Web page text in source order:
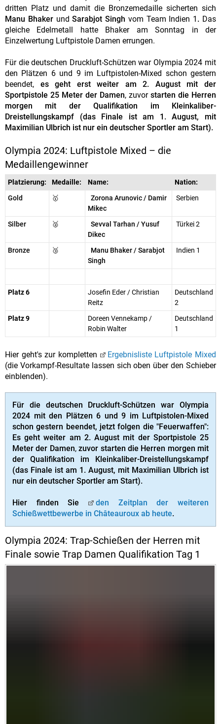
dritten Platz und damit die Bronzemedaille sicherten sich
Manu Bhaker undSarabjot Singh vom Team Indien 1 . Das
gleiche Edelmetall hatte Bhaker am Sonntag in der
Einzelwertung Luftpistole Damen errungen.
Für die deutschen Druckluft-Schützen war Olympia 2024 mit
den Plätzen 6 und 9 im Luftpistolen-Mixed schon gestern
beendet, es geht erst weiter am 2. August mit der
Sportpistole 25 Meter der Damen, zuvorstarten die Herren
morgen mit der Qualifikation im Kleinkaliber-
Dreistellungskampf (das Finale ist am 1. August, mit
Maximilian Ulbrich ist nur ein deutscher Sportler am Start).
Olympia 2024: Luftpistole Mixed – die
Medaillengewinner
Platzierung: Medaille: Name:
Nation:
Gold
🥇
Zorona Arunovic / Damir
Mikec
Serbien
Silber 🥈
Sevval Tarhan / Yusuf
Dikec
Türkei 2
Bronze 🥉
Manu Bhaker / Sarabjot
Singh
Indien 1
Platz 6
Josefin Eder / Christian
Reitz
Deutschland
2
Platz 9
Doreen Vennekamp /
Robin Walter
Deutschland
1
Hier geht's zur kompletten
Ergebnisliste Luftpistole Mixed
(die Vorkampf-Resultate lassen sich oben über den Schieber
einblenden).
Für die deutschen Druckluft-Schützen war Olympia
2024 mit den Plätzen 6 und 9 im Luftpistolen-Mixed
schon gestern beendet, jetzt folgen die "Feuerwaffen":
Es geht weiter am 2. August mit der Sportpistole 25
Meter der Damen,zuvor starten die Herren morgen mit
der Qualifikation im Kleinkaliber-Dreistellungskampf
(das Finale ist am 1. August, mit Maximilian Ulbrich ist
nur ein deutscher Sportler am Start).
Hier finden Sie
den Zeitplan der weiteren
Schießwettbewerbe in Châteauroux ab heute.
Olympia 2024: Trap-Schießen der Herren mit
Finale sowie Trap Damen Qualifikation Tag 1